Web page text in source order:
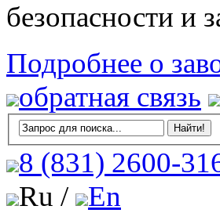
безопасности и
Подробнее о
обратная связь
8 (831) 2600-
Ru /
En